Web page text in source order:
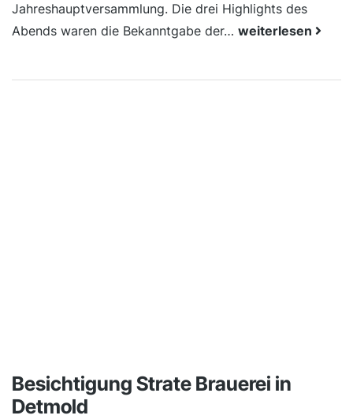
Jahreshauptversammlung. Die drei Highlights des
Abends waren die Bekanntgabe der… weiterlesen
Besichtigung Strate Brauerei in
Detmold